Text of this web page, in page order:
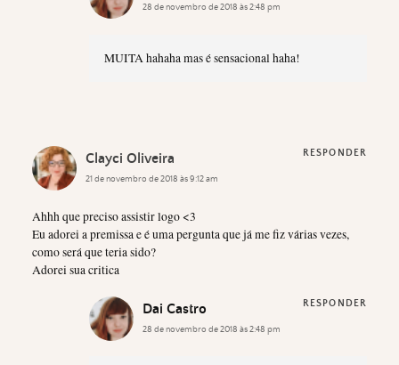
28 de novembro de 2018 às 2:48 pm
MUITA hahaha mas é sensacional haha!
Clayci Oliveira
21 de novembro de 2018 às 9:12 am
Ahhh que preciso assistir logo <3
Eu adorei a premissa e é uma pergunta que já me fiz várias vezes,
como será que teria sido?
Adorei sua critica
RESPONDER
Dai Castro
28 de novembro de 2018 às 2:48 pm
RESPONDER